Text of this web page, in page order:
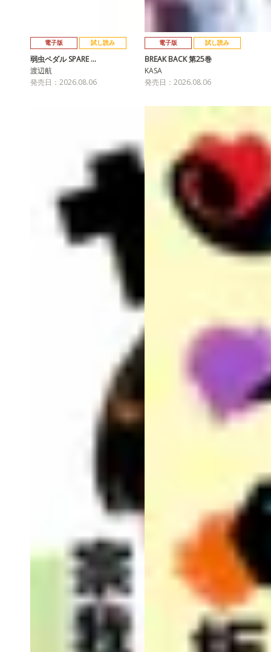
電子版 試し読み
弱虫ペダル SPARE …
渡辺航
発売日：2026.08.06
電子版 試し読み
BREAK BACK 第25巻
KASA
発売日：2026.08.06